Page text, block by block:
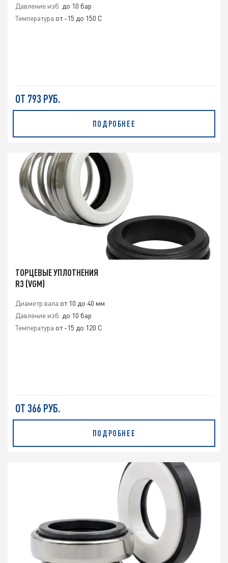
Давление изб. до 10 бар
Температура от -15 до 150 C
ОТ 793 РУБ.
ПОДРОБНЕЕ
ТОРЦЕВЫЕ УПЛОТНЕНИЯ
R3 (VGM)
Диаметр вала от 10 до 40 мм
Давление изб. до 10 бар
Температура от -15 до 120 C
ОТ 366 РУБ.
ПОДРОБНЕЕ